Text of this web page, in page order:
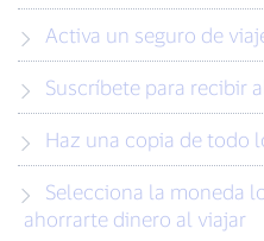
Activa un seguro de
Suscríbete para recibir
Haz una copia de todo
ahorrarte dinero al viajar